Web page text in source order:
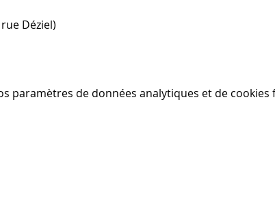
Déziel)
paramètres de données analytiques et de cookies